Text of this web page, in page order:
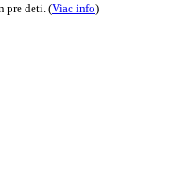
pre deti. (Viac info)